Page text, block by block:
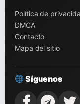
Política de
DMCA
Contacto
Mapa del sitio
Síguenos